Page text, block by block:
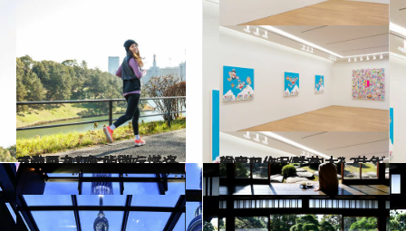
2020.1.30
【動画あり】脂肪を燃やす走り方 プロが教える冬ランのコツ6つ
ライフスタイル 2020.1.25
現代アートを率いる2大ギャラリー 《六本木》有名作家の作品群へ
旅＆お出かけ